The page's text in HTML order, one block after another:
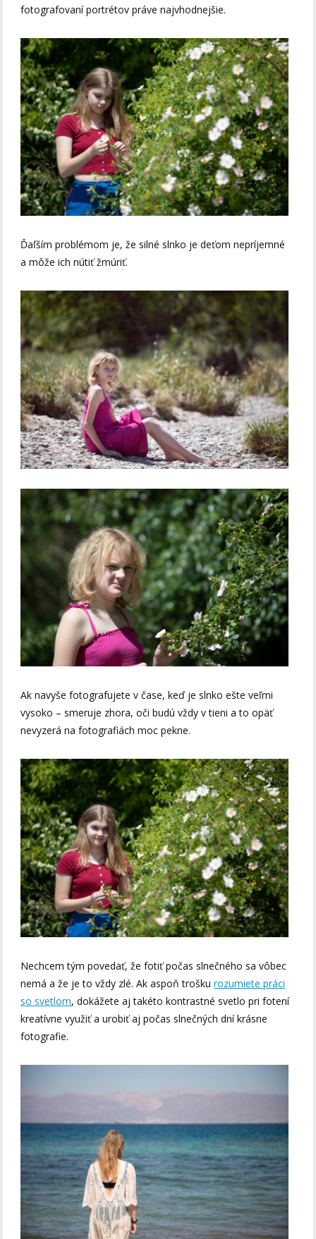
fotografovaní portrétov práve najvhodnejšie.
Ďaľším problémom je, že silné slnko je deťom nepríjemné
a môže ich nútiť žmúriť.
Ak navyše fotografujete v čase, keď je slnko ešte veľmi
vysoko – smeruje zhora, oči budú vždy v tieni a to opäť
nevyzerá na fotografiách moc pekne.
Nechcem tým povedať, že fotiť počas slnečného sa vôbec
nemá a že je to vždy zlé. Ak aspoň troškurozumiete práci
so svetlom, dokážete aj takéto kontrastné svetlo pri fotení
kreatívne využiť a urobiť aj počas slnečných dní krásne
fotografie.